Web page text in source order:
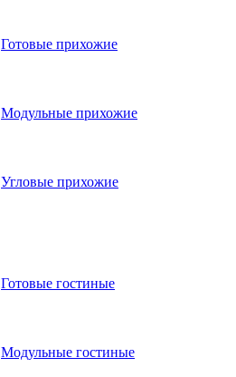
Готовые прихожие
Модульные прихожие
Угловые прихожие
Готовые гостиные
Модульные гостиные